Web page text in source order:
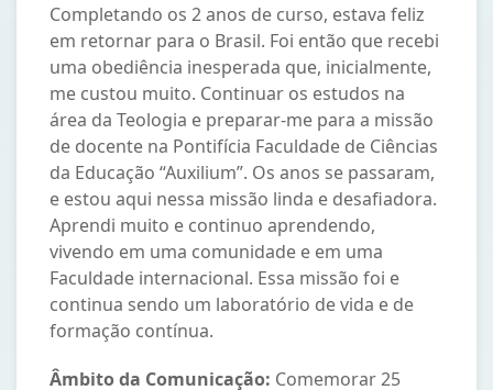
Completando os 2 anos de curso, estava feliz
em retornar para o Brasil. Foi então que recebi
uma obediência inesperada que, inicialmente,
me custou muito. Continuar os estudos na
área da Teologia e preparar-me para a missão
de docente na Pontifícia Faculdade de Ciências
da Educação “Auxilium”. Os anos se passaram,
e estou aqui nessa missão linda e desafiadora.
Aprendi muito e continuo aprendendo,
vivendo em uma comunidade e em uma
Faculdade internacional. Essa missão foi e
continua sendo um laboratório de vida e de
formação contínua.
Âmbito da Comunicação: Comemorar 25